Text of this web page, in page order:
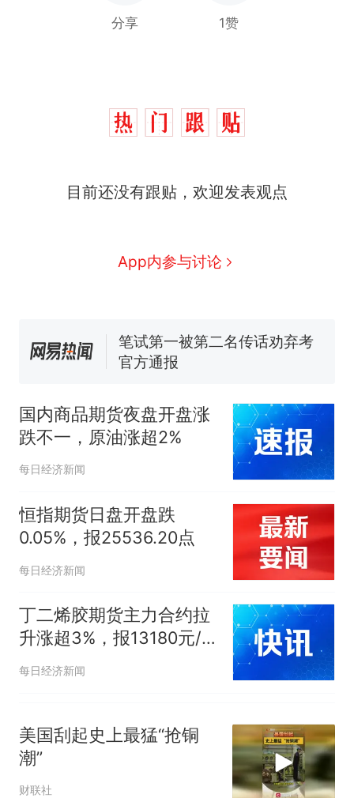
分享 1赞
目前还没有跟贴，欢迎发表观点
App内参与讨论
热
那个在床头放菜刀的女孩，
因老师一句“跟我回家”改写了
费大厨“全国小炒肉大王”称
窝，原地守1天等它长大：挖了
官方通报
热 那个在床头放菜刀的女孩，
人生
国内商品期货夜盘开盘涨
跌不一，原油涨超2%
每日经济新闻
恒指期货日盘开盘跌
0.05%，报25536.20点
每日经济新闻
丁二烯胶期货主力合约拉
升涨超3%，报13180元/
吨
每日经济新闻
美国刮起史上最猛“抢铜
潮”
财联社